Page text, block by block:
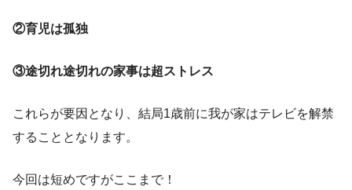
②育児は孤独
③途切れ途切れの家事は超ストレス
これらが要因となり、結局1歳前に我が家はテレビを解禁
することとなります。
今回は短めですがここまで！